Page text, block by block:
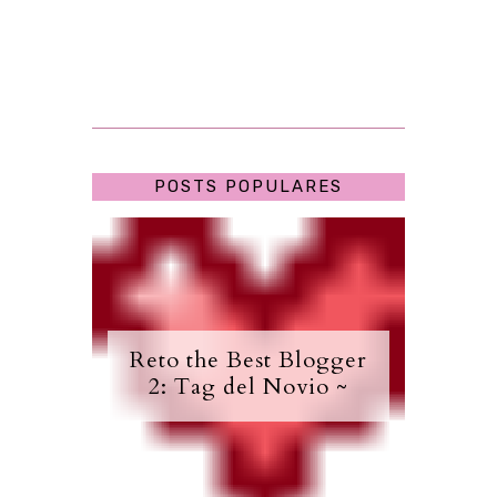
POSTS POPULARES
Reto the Best Blogger
2: Tag del Novio ~